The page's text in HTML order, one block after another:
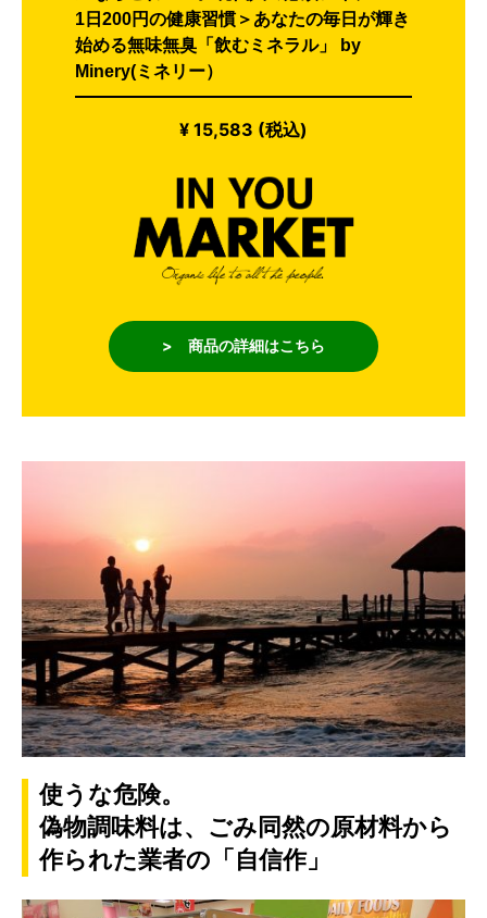
1日200円の健康習慣＞あなたの毎日が輝き
始める無味無臭「飲むミネラル」 by
Minery(ミネリー）
¥ 15,583 (税込)
> 商品の詳細はこちら
使うな危険。
偽物調味料は、ごみ同然の原材料から
作られた業者の「自信作」